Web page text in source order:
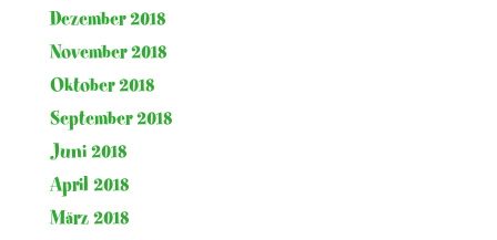
Dezember 2018
November 2018
Oktober 2018
September 2018
Juni 2018
April 2018
März 2018